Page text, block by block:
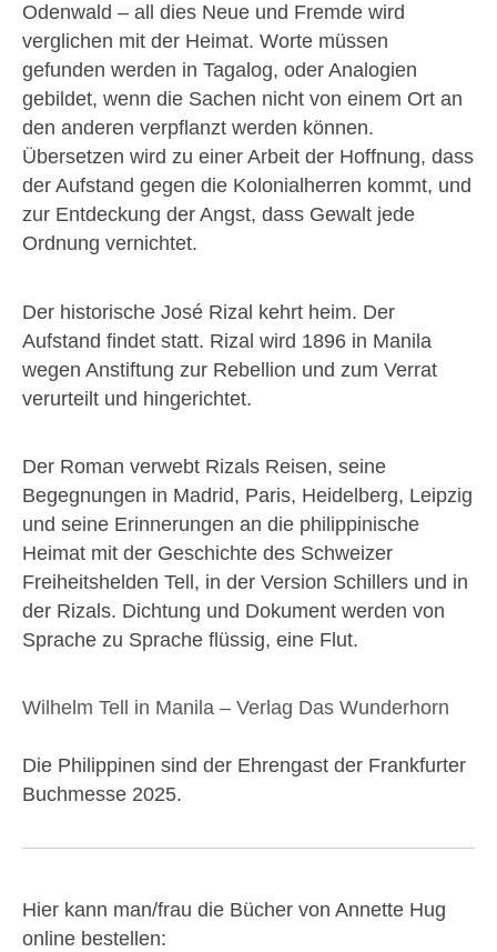
Odenwald – all dies Neue und Fremde wird
verglichen mit der Heimat. Worte müssen
gefunden werden in Tagalog, oder Analogien
gebildet, wenn die Sachen nicht von einem Ort an
den anderen verpflanzt werden können.
Übersetzen wird zu einer Arbeit der Hoffnung, dass
der Aufstand gegen die Kolonialherren kommt, und
zur Entdeckung der Angst, dass Gewalt jede
Ordnung vernichtet.
Der historische José Rizal kehrt heim. Der
Aufstand findet statt. Rizal wird 1896 in Manila
wegen Anstiftung zur Rebellion und zum Verrat
verurteilt und hingerichtet.
Der Roman verwebt Rizals Reisen, seine
Begegnungen in Madrid, Paris, Heidelberg, Leipzig
und seine Erinnerungen an die philippinische
Heimat mit der Geschichte des Schweizer
Freiheitshelden Tell, in der Version Schillers und in
der Rizals. Dichtung und Dokument werden von
Sprache zu Sprache flüssig, eine Flut.
Wilhelm Tell in Manila – Verlag Das Wunderhorn
Die Philippinen sind der Ehrengast der Frankfurter
Buchmesse 2025.
Hier kann man/frau die Bücher von Annette Hug
online bestellen: